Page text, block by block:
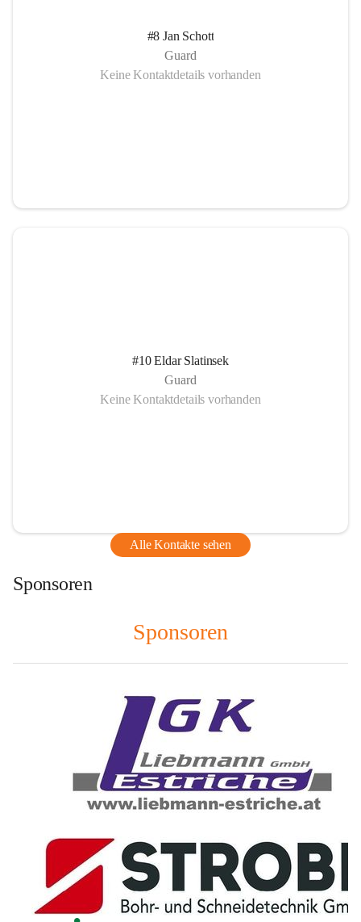
#8 Jan Schott
Guard
Keine Kontaktdetails vorhanden
#10 Eldar Slatinsek
Guard
Keine Kontaktdetails vorhanden
Alle Kontakte sehen
Sponsoren
Sponsoren